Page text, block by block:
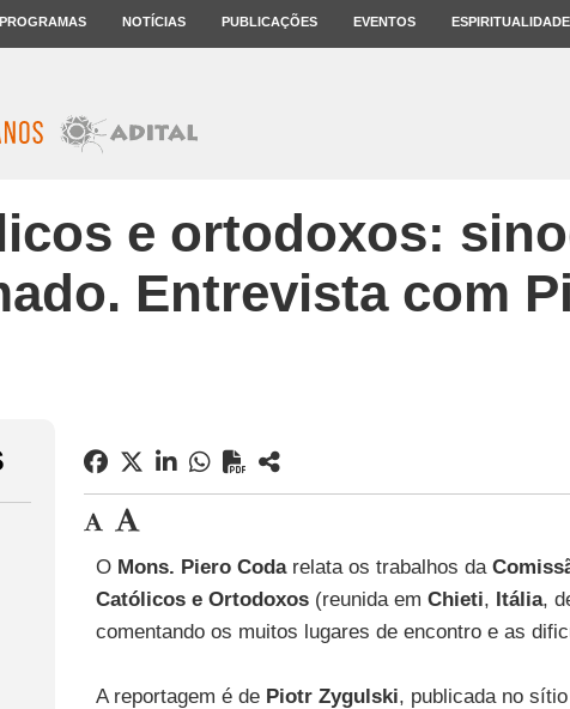
PROGRAMAS NOTÍCIAS PUBLICAÇÕES EVENTOS ESPIRITUALIDADE
e ortodoxos:
Entrevista com
O Mons. Piero Codarelata os trabalhos da
Católicos e Ortodoxos(reunida em Chieti, Itália,
comentando os muitos lugares de encontro e as
A reportagem é de Piotr Zygulski, publicada no sítio